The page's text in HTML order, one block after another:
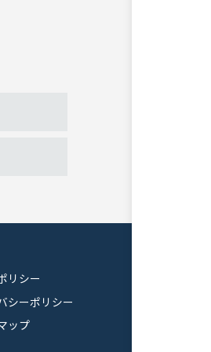
リシー
シーポリシー
ップ